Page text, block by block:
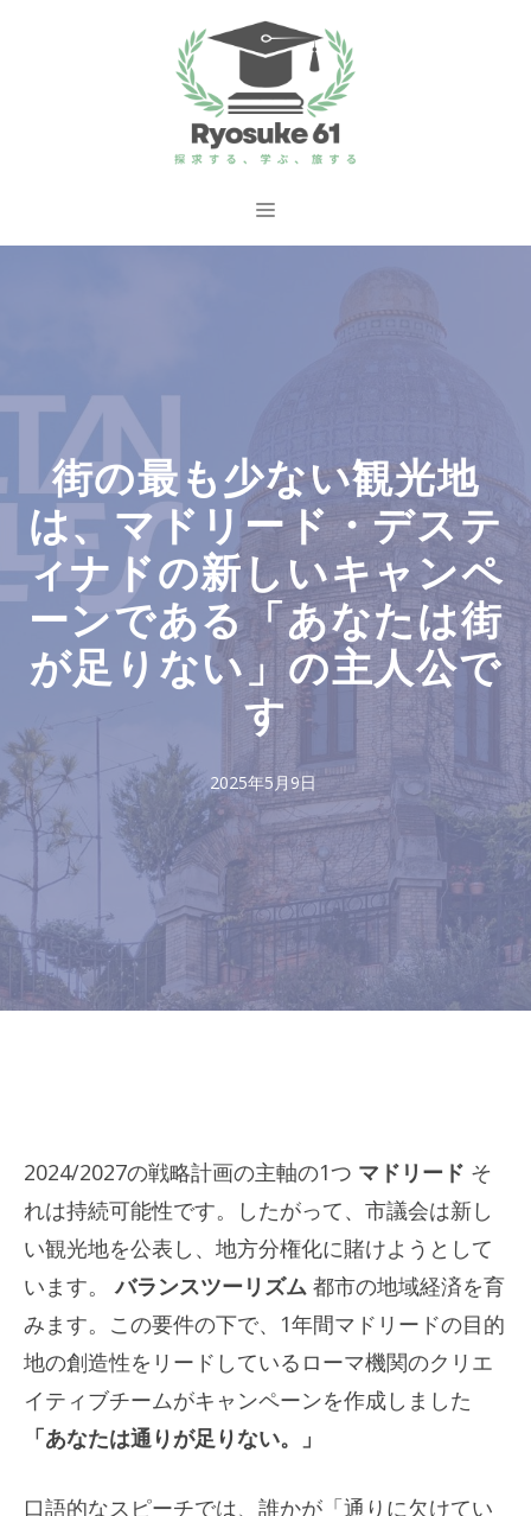
ス
メ
街の最も少ない観光地
は、マドリード・デステ
ィナドの新しいキャンペ
ーンである「あなたは街
が足りない」の主人公で
す
2025年5月9日
2024/2027の戦略計画の主軸の1つ マドリード そ
れは持続可能性です。したがって、市議会は新し
い観光地を公表し、地方分権化に賭けようとして
います。
バランスツーリズム 都市の地域経済を育
みます。この要件の下で、1年間マドリードの目的
地の創造性をリードしているローマ機関のクリエ
イティブチームがキャンペーンを作成しました
「あなたは通りが足りない。」
口語的なスピーチでは、誰かが「通りに欠けてい